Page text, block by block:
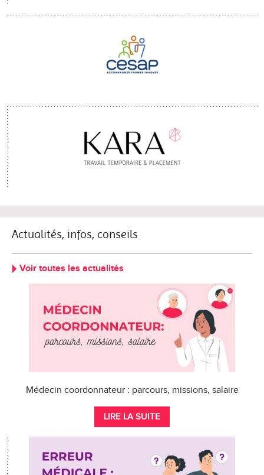
Actualités, infos, conseils
Voir toutes les actualités
Médecin coordonnateur : parcours, missions, salaire
LIRE LA SUITE